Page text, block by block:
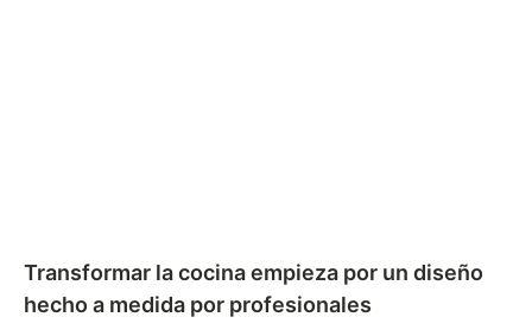
Transformar la cocina empieza por un diseño
hecho a medida por profesionales